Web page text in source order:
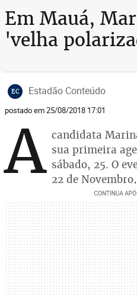
Em Mauá,
'velha
EC Estadão Conteúdo
postado em 25/08/2018 17:01
A candidata
sua primeira
sábado, 25. O
22 de